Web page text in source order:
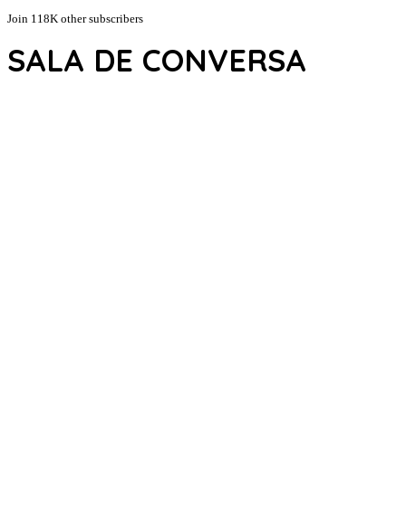
Join 118K other subscribers
SALA DE CONVERSA